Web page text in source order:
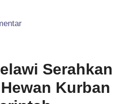
Serahkan
Kurban